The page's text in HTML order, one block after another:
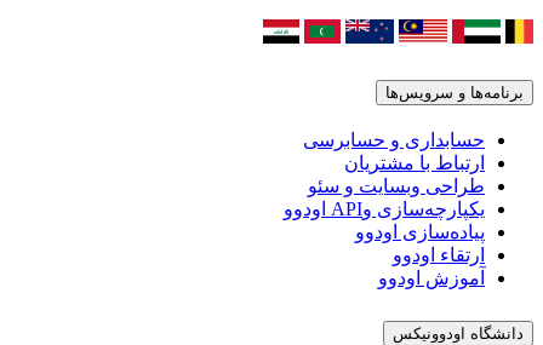
برنامه‌ها و سرویس‌ها
حسابداری و حسابرسی
ارتباط با مشتریان
طراحی وبسایت و سئو
یکپارچه‌سازی وAPI اودوو
پیاده‌سازی اودوو
ارتقاء اودوو
آموزش اودوو
دانشگاه اودوونیکس